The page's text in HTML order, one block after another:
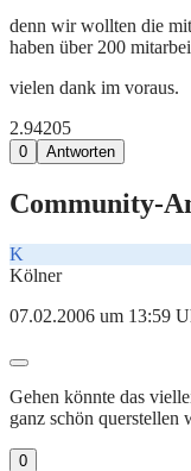
denn wir wollten die
haben über 200
vielen dank im voraus.
2.94205
0 Antworten
Community-
K
Kölner
07.02.2006 um 13:59
Gehen könnte das
ganz schön querstellen
0